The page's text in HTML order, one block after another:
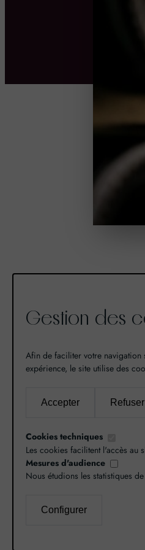
vin, il n’y a eu
que nous avons
une vocation. De
et la richesse de
L’abus d’alcool
Gestion des
Afin de faciliter votre
expérience, le site utilise des
Accepter Refuser
Cookies techniques
Les cookies facilitent l'accès au
Mesures d'audience
Nous étudions les statistiques
Configurer